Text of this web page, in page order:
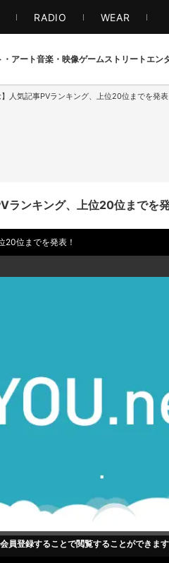
RADIO WEAR
アート音楽・映像ゲームストリート エン
人気記事PVランキング、上位20位までを発表
ランキング、上位20位までを
20位までを発表！
員登録することで閲覧することができます